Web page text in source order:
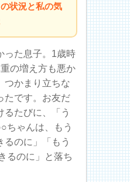
状況と私の気
った息子。1歳時
の増え方も悪か
つかまり立ちな
たです。お友だ
るたびに、「う
ちゃんは、もう
るのに」「もう
るのに」と落ち